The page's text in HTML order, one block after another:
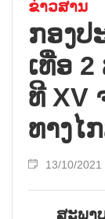
ຂ່າວສານ
ກອງ
ເທື່ອ
ທີ XV
ທາງໄ
13/10/2021
ສະພາ